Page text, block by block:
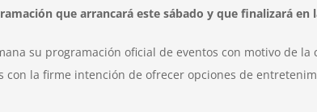
que arrancará este sábado y que finalizará
su programación oficial de eventos con motivo de
la firme intención de ofrecer opciones de